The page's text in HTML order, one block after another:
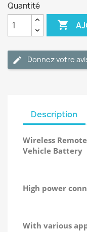
Quantité

Donnez votre
Description
Wireless
Vehicle Battery
High power
With various